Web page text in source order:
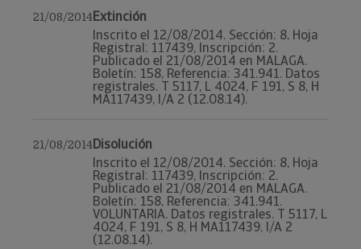
21/08/2014Extinción
Inscrito el 12/08/2014. Sección: 8, Hoja
Registral: 117439, Inscripción: 2.
Publicado el 21/08/2014 en MALAGA.
Boletín: 158, Referencia: 341.941. Datos
registrales. T 5117, L 4024, F 191, S 8, H
MA117439, I/A 2 (12.08.14).
21/08/2014Disolución
Inscrito el 12/08/2014. Sección: 8, Hoja
Registral: 117439, Inscripción: 2.
Publicado el 21/08/2014 en MALAGA.
Boletín: 158, Referencia: 341.941.
VOLUNTARIA. Datos registrales. T 5117, L
4024, F 191, S 8, H MA117439, I/A 2
(12.08.14).